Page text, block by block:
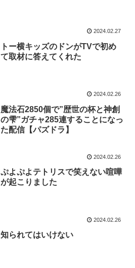
2024.02.27
トー横キッズのドンがTVで初め
て取材に答えてくれた
2024.02.26
魔法石2850個で”歴世の杯と神創
の雫”ガチャ285連することになっ
た配信【パズドラ】
2024.02.26
ぷよぷよテトリスで笑えない喧嘩
が起こりました
2024.02.26
知られてはいけない